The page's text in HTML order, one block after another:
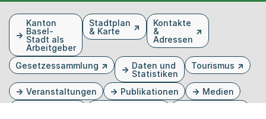
FusszeileKanton
Basel-
Stadt als
Arbeitgeber
Stadtplan
& Karte
Kontakte
&
Adressen
Gesetzessammlung
Daten und
Statistiken
Tourismus
Veranstaltungen Publikationen
Medien